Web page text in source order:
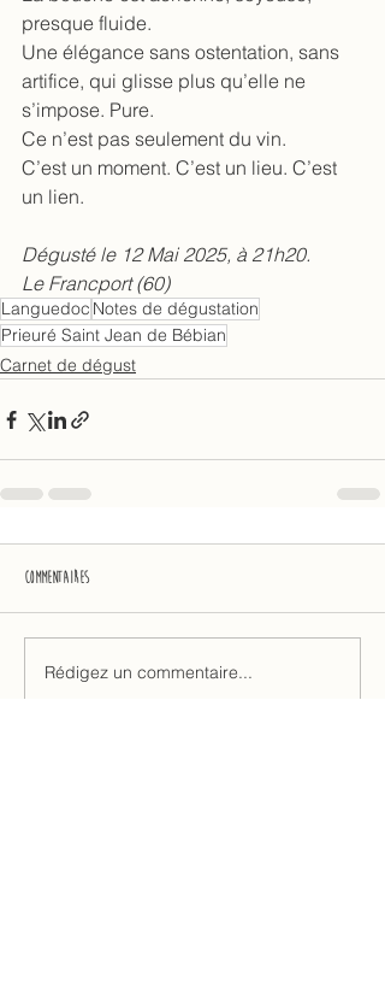
presque fluide.
Une élégance sans ostentation, sans
artifice, qui glisse plus qu’elle ne
s’impose. Pure.
Ce n’est pas seulement du vin.
C’est un moment. C’est un lieu. C’est
un lien.
Dégusté le 12 Mai 2025, à 21h20.
Le Francport (60)
Languedoc Notes de dégustation
Prieuré Saint Jean de Bébian
Carnet de dégust
Commentaires
Rédigez un commentaire...